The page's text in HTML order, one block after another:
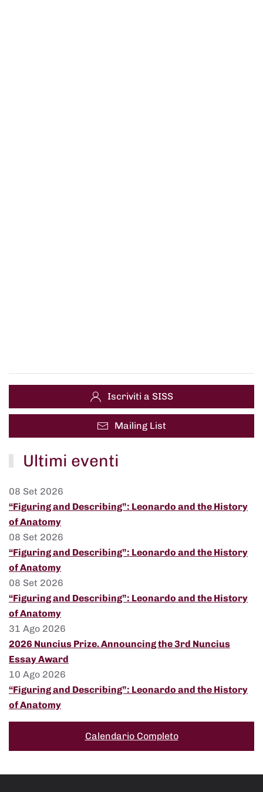
Iscriviti a SISS
Mailing List
Ultimi eventi
08 Set 2026
“Figuring and Describing”: Leonardo and the History
of Anatomy
08 Set 2026
“Figuring and Describing”: Leonardo and the History
of Anatomy
08 Set 2026
“Figuring and Describing”: Leonardo and the History
of Anatomy
31 Ago 2026
2026 Nuncius Prize. Announcing the 3rd Nuncius
Essay Award
10 Ago 2026
“Figuring and Describing”: Leonardo and the History
of Anatomy
Calendario Completo